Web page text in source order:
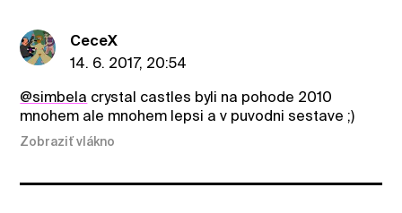
CeceX
14. 6. 2017, 20:54
@simbela crystal castles byli na pohode 2010
mnohem ale mnohem lepsi a v puvodni sestave ;)
Zobraziť vlákno